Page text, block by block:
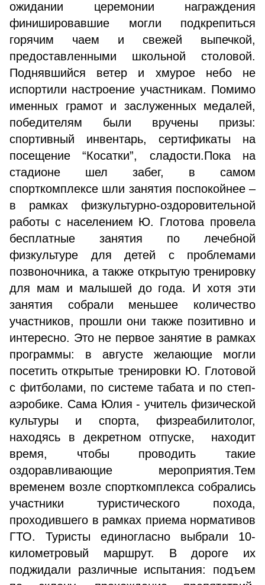
ожидании церемонии награждения
финишировавшие могли подкрепиться
горячим чаем и свежей выпечкой,
предоставленными школьной столовой.
Поднявшийся ветер и хмурое небо не
испортили настроение участникам. Помимо
именных грамот и заслуженных медалей,
победителям были вручены призы:
спортивный инвентарь, сертификаты на
посещение “Косатки”, сладости.Пока на
стадионе шел забег, в самом
спорткомплексе шли занятия поспокойнее –
в рамках физкультурно-оздоровительной
работы с населением Ю. Глотова провела
бесплатные занятия по лечебной
физкультуре для детей с проблемами
позвоночника, а также открытую тренировку
для мам и малышей до года. И хотя эти
занятия собрали меньшее количество
участников, прошли они также позитивно и
интересно. Это не первое занятие в рамках
программы: в августе желающие могли
посетить открытые тренировки Ю. Глотовой
с фитболами, по системе табата и по степ-
аэробике. Сама Юлия - учитель физической
культуры и спорта, физреабилитолог,
находясь в декретном отпуске, находит
время, чтобы проводить такие
оздоравливающие мероприятия.Тем
временем возле спорткомплекса собрались
участники туристического похода,
проходившего в рамках приема нормативов
ГТО. Туристы единогласно выбрали 10-
километровый маршрут. В дороге их
поджидали различные испытания: подъем